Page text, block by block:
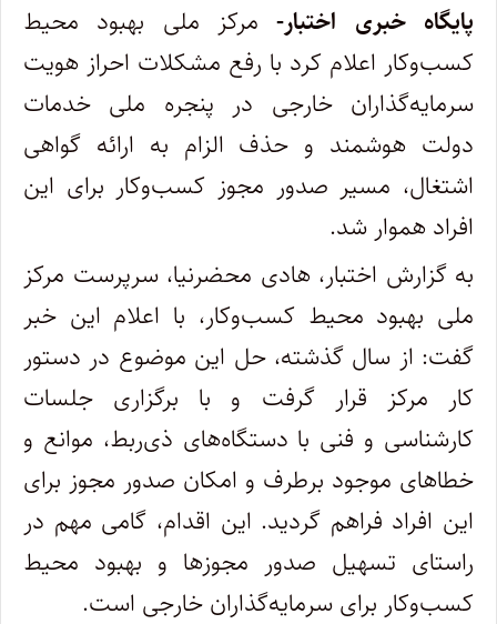
پایگاه خبری اختبار-مرکز ملی بهبود محیط
کسب‌وکار اعلام کرد با رفع مشکلات احراز هویت
سرمایه‌گذاران خارجی در پنجره ملی خدمات
دولت هوشمند و حذف الزام به ارائه گواهی
اشتغال، مسیر صدور مجوز کسب‌وکار برای این
افراد هموار شد.
به گزارش اختبار، ️هادی محضرنیا، سرپرست مرکز
ملی بهبود محیط کسب‌وکار، با اعلام این خبر
گفت: از سال گذشته، حل این موضوع در دستور
کار مرکز قرار گرفت و با برگزاری جلسات
کارشناسی و فنی با دستگاه‌های ذی‌ربط، موانع و
خطاهای موجود برطرف و امکان صدور مجوز برای
این افراد فراهم گردید. این اقدام، گامی مهم در
راستای تسهیل صدور مجوزها و بهبود محیط
کسب‌وکار برای سرمایه‌گذاران خارجی است.